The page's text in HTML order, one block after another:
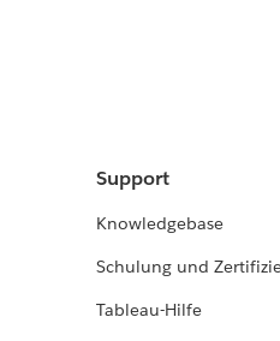
Support
Knowledgebase
Schulung und
Tableau-Hilfe